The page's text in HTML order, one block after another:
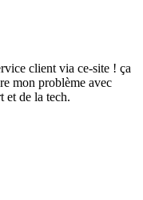
client via ce-site ! ça
mon problème avec
et de la tech.